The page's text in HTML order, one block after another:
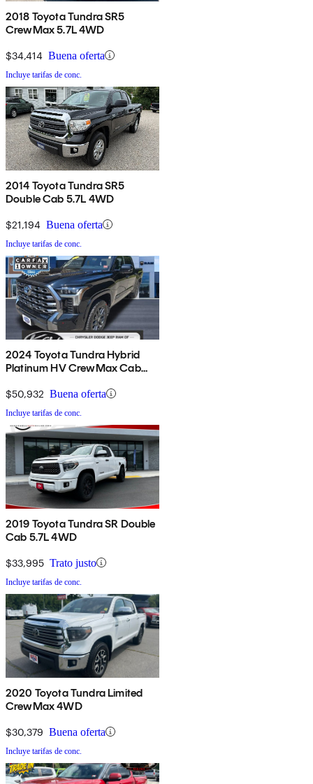
2018 Toyota Tundra SR5
CrewMax 5.7L 4WD
$34,414 Buena oferta
Incluye tarifas de conc.
2014 Toyota Tundra SR5
Double Cab 5.7L 4WD
$21,194 Buena oferta
Incluye tarifas de conc.
2024 Toyota Tundra Hybrid
Platinum HV CrewMax Cab
$50,932 Buena oferta
Incluye tarifas de conc.
2019 Toyota Tundra SR Double
Cab 5.7L 4WD
$33,995 Trato justo
Incluye tarifas de conc.
2020 Toyota Tundra Limited
CrewMax 4WD
$30,379 Buena oferta
Incluye tarifas de conc.